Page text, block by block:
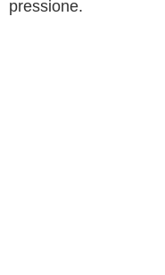
pressione.